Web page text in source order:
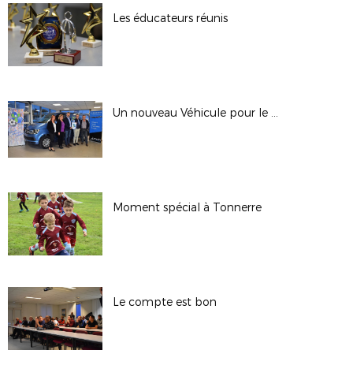
Les éducateurs réunis
Un nouveau Véhicule pour le District
Moment spécial à Tonnerre
Le compte est bon